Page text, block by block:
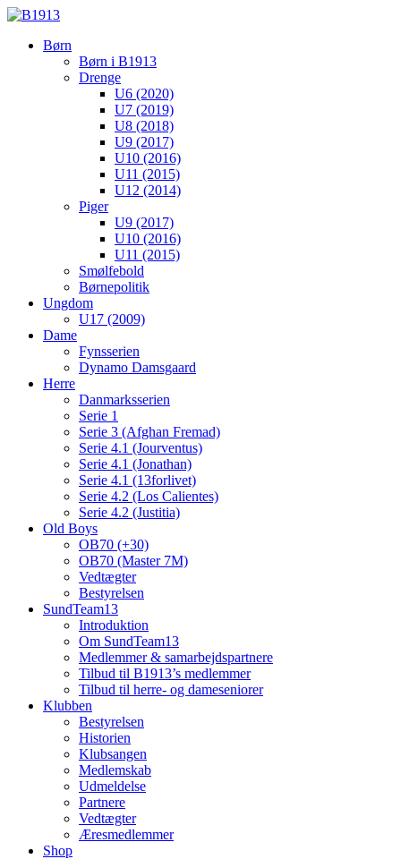
Børn
Børn i B1913
Drenge
U6 (2020)
U7 (2019)
U8 (2018)
U9 (2017)
U10 (2016)
U11 (2015)
U12 (2014)
Piger
U9 (2017)
U10 (2016)
U11 (2015)
Smølfebold
Børnepolitik
Ungdom
U17 (2009)
Dame
Fynsserien
Dynamo Damsgaard
Herre
Danmarksserien
Serie 1
Serie 3 (Afghan Fremad)
Serie 4.1 (Jourventus)
Serie 4.1 (Jonathan)
Serie 4.1 (13forlivet)
Serie 4.2 (Los Calientes)
Serie 4.2 (Justitia)
Old Boys
OB70 (+30)
OB70 (Master 7M)
Vedtægter
Bestyrelsen
SundTeam13
Introduktion
Om SundTeam13
Medlemmer & samarbejdspartnere
Tilbud til B1913’s medlemmer
Tilbud til herre- og dameseniorer
Klubben
Bestyrelsen
Historien
Klubsangen
Medlemskab
Udmeldelse
Partnere
Vedtægter
Æresmedlemmer
Shop